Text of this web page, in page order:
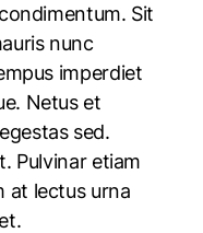
Sit
nunc
imperdiet
Netus et
sed.
Pulvinar etiam
at lectus urna